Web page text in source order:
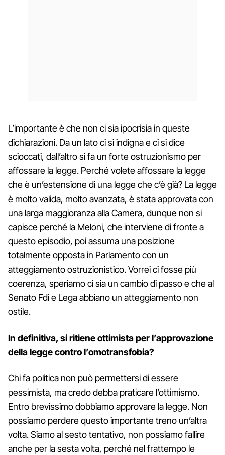
L’importante è che non ci sia ipocrisia in queste
dichiarazioni. Da un lato ci si indigna e ci si dice
scioccati, dall’altro si fa un forte ostruzionismo per
affossare la legge. Perché volete affossare la legge
che è un’estensione di una legge che c’è già? La legge
è molto valida, molto avanzata, è stata approvata con
una larga maggioranza alla Camera, dunque non si
capisce perché la Meloni, che interviene di fronte a
questo episodio, poi assuma una posizione
totalmente opposta in Parlamento con un
atteggiamento ostruzionistico. Vorrei ci fosse più
coerenza, speriamo ci sia un cambio di passo e che al
Senato Fdi e Lega abbiano un atteggiamento non
ostile.
In definitiva, si ritiene ottimista per l’approvazione
della legge contro l’omotransfobia?
Chi fa politica non può permettersi di essere
pessimista, ma credo debba praticare l’ottimismo.
Entro brevissimo dobbiamo approvare la legge. Non
possiamo perdere questo importante treno un’altra
volta. Siamo al sesto tentativo, non possiamo fallire
anche per la sesta volta, perché nel frattempo le